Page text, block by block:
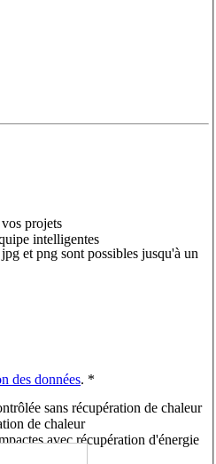
projets
intelligentes
sans récupération de chaleur
de chaleur
avec récupération d'énergie
CO
et png sont possibles jusqu'à un
des données. *